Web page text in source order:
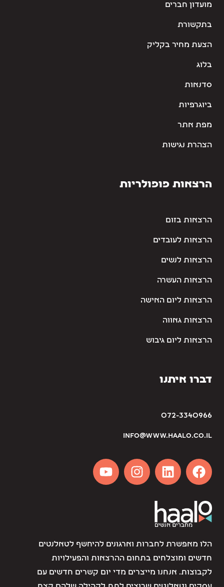
מועדון חברים
בתקשורת
הצעת מחיר בקליק
בלוג
סדנאות
ביוגרפיות
מפת אתר
הצהרת נגישות
הרצאות פופולריות
הרצאות בזום
הרצאות לעובדים
הרצאות לנשים
הרצאות העשרה
הרצאות ליום האישה
הרצאות גאווה
הרצאות ליום גיבוש
דברו איתנו
072-3340966
info@www.haalo.co.il
הלו מאפשרת לחברות וארגונים להיחשף לטאלנטים
חדשים ומוצלחים בתחום ההרצאות והפעילויות
לקבוצות. אנחנו מייצרים מדי יום קשרים חדשים עם